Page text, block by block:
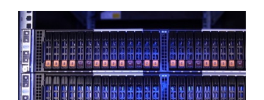
关于学院
注册
登录